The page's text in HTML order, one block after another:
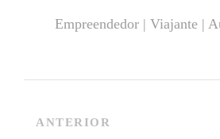
Empreendedor | Viajante |
ANTERIOR